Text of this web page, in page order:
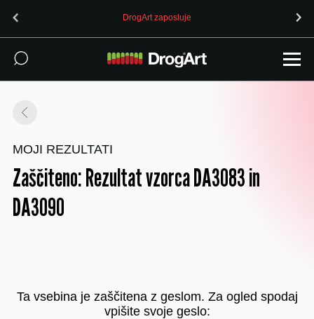
DrogArt zaposluje
MOJI REZULTATI
Zaščiteno: Rezultat vzorca DA3083 in
DA3090
Ta vsebina je zaščitena z geslom. Za ogled spodaj
vpišite svoje geslo: